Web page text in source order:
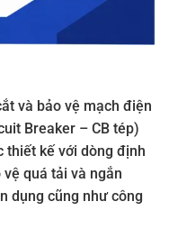
và bảo vệ mạch điện
Breaker – CB tép)
thiết kế với dòng định
quá tải và ngắn
dụng cũng như công